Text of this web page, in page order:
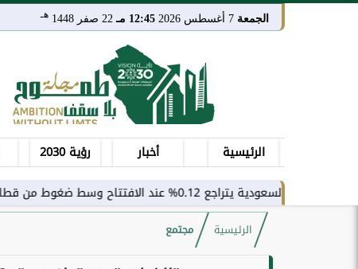
الجمعة 12:45 مـ 22 صفر 1448 هـ
الرئيسية أخبار رؤية 2030
عند الافتتاح وسط ضغوط من قطاع النقل
الرئيسية مجتمع